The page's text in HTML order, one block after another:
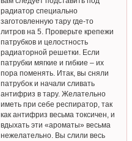
радиатор специально
заготовленную тару где-то
литров на 5. Проверьте крепежи
патрубков и целостность
радиаторной решетки. Если
патрубки мягкие и гибкие – их
пора поменять. Итак, вы сняли
патрубок и начали сливать
антифриз в тару. Желательно
иметь при себе респиратор, так
как антифриз весьма токсичен, и
вдыхать эти «ароматы» весьма
нежелательно. Вы слили весь